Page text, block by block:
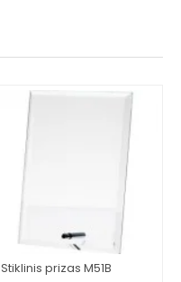
Stiklinis prizas M51B